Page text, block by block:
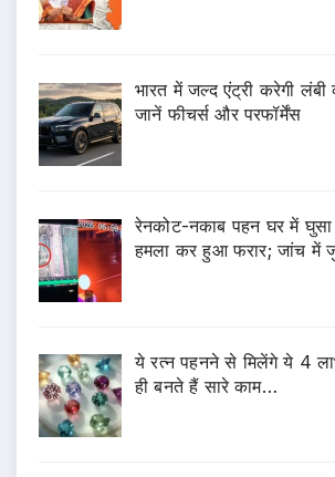
भारत में जल्द एंट्री करेगी लंबी
जानें फीचर्स और परफॉर्मेंस
रेनकोट-नकाब पहन घर में घुसा
हमला कर हुआ फरार; जांच में
ये रत्न पहनने से मिलेंगे ये 4
ही बनते हैं सारे काम…